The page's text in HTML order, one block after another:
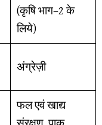
(कृषि भाग–2 के
लिये)
अंग्रेज़ी
फल एवं खाद्य